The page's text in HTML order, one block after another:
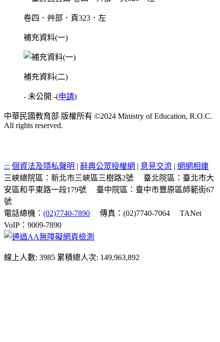
卷四．艸部．頁323．左
補充資料(一)
補充資料(二)
- 未公開 -(申請)
中華民國教育部 版權所有 ©2024 Ministry of Education, R.O.C.
All rights reserved.
::: 個資法及隱私聲明 | 辭典公眾授權網 | 意見交流 | 網網相連
三峽總院區：新北市三峽區三樹路2號
臺北院區：臺北市大
安區和平東路一段179號
臺中院區：臺中市豐原區師範街67
號
電話總機： (02)7740-7890 傳真：(02)7740-7064
TANet
VoIP：9009-7890
線上人數: 3985 累積總人次: 149,963,892